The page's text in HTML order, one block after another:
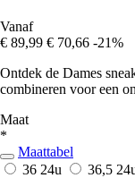
Vanaf
€ 89,99 € 70,66 -21%
Ontdek de Dames
combineren voor een
Maat
*
Maattabel
36 24u 36,5